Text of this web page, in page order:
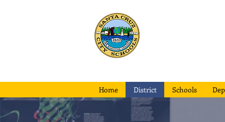
Home District Schools